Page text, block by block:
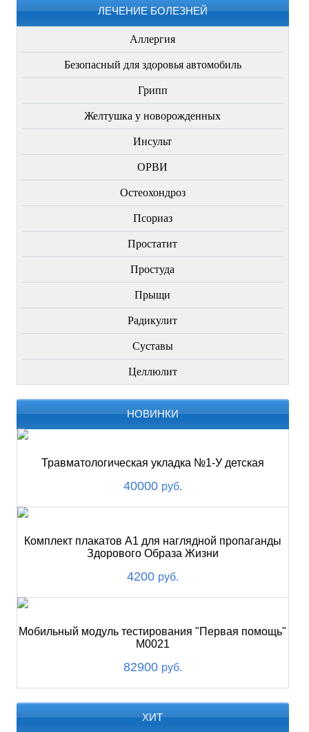
ЛЕЧЕНИЕ БОЛЕЗНЕЙ
Аллергия
Безопасный для здоровья автомобиль
Грипп
Желтушка у новорожденных
Инсульт
ОРВИ
Остеохондроз
Пcориаз
Простатит
Простуда
Прыщи
Радикулит
Суставы
Целлюлит
НОВИНКИ
Травматологическая укладка №1-У детская
40000 руб.
Комплект плакатов А1 для наглядной пропаганды
Здорового Образа Жизни
4200 руб.
Мобильный модуль тестирования "Первая помощь"
М0021
82900 руб.
ХИТ